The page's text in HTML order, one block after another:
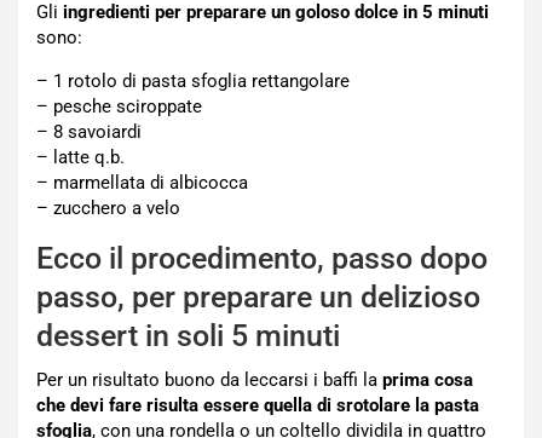
Gli ingredienti per preparare un goloso dolce in 5 minuti
sono:
– 1 rotolo di pasta sfoglia rettangolare
– pesche sciroppate
– 8 savoiardi
– latte q.b.
– marmellata di albicocca
– zucchero a velo
Ecco il procedimento, passo dopo
passo, per preparare un delizioso
dessert in soli 5 minuti
Per un risultato buono da leccarsi i baffi la prima cosa
che devi fare risulta essere quella di srotolare la pasta
sfoglia, con una rondella o un coltello dividila in quattro